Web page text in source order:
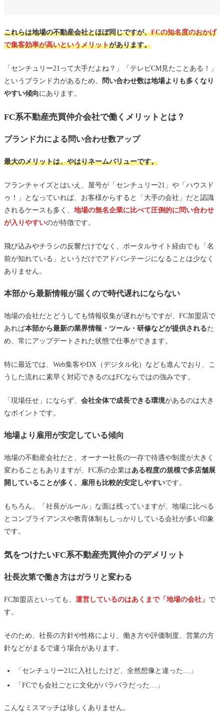
これらは地場の不動産会社とほぼ同じですが、FCの知名度のおかげ
で集客効率が高いというメリットがあります。
「センチュリー21って大手だよね？」「テレビCM見たことある！」
というブランド力があるため、 問い合わせ数は地場よりも多くなり
やすい傾向にあります。
FC系不動産売買仲介会社で働くメリットとは？
ブランド力による問い合わせ数アップ
最大のメリットは、やはりネームバリューです。
フランチャイズとはいえ、屋号が「センチュリー21」や「ハウスド
ゥ！」となっていれば、お客様からすると「大手の会社」だと認識
されるケースも多く、 地場の無名企業に比べて圧倒的に問い合わせ
が入りやすいのが特徴です。
飛び込みやチラシの反響だけでなく、ポータルサイト経由でも「名
前が知れている」というだけでアドバンテージになることは少なく
ありません。
本部から最新情報が届くので時代遅れにならない
地場の会社だとどうしても情報収集が遅れがちですが、FC加盟店で
あれば本部から最新の業界情報・ツール・研修などが提供されるた
め、常にアップデートされた状態で仕事ができます。
特に最近では、Web集客やDX（デジタル化）なども進んでおり、こ
うした流れに素早く対応できるのはFCならではの強みです。
「現場任せ」にならず、 会社全体で成長できる環境があるのは大き
なポイントです。
地場より雇用が安定している傾向
地場の不動産会社だと、オーナー社長の一存で待遇や制度が大きく
変わることもありますが、FC系の企業はある程度の規模で多店舗展
開していることが多く、雇用も比較的安定しやすいです。
もちろん、「社長がルール」な面は残っていますが、地場に比べる
とコンプライアンスや教育体制もしっかりしている会社が多い印象
です。
気をつけたいFC系不動産売買仲介のデメリット
社長次第で働き方はガラリと変わる
FC加盟店といっても、 運営しているのはあくまで「地場の会社」 で
す。
そのため、社長の方針や性格により、働き方や評価制度、営業の方
針などがまるで違う場合があります。
「センチュリー21に入社したけど、全然想像と違った…」
「FCでも会社ごとに文化がバラバラだった…」
こんなミスマッチは珍しくありません。